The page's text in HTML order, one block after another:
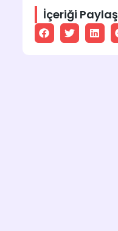
İçeriği Paylaş